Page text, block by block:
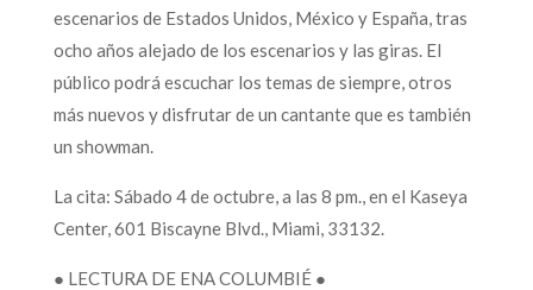
escenarios de Estados Unidos, México y España, tras
ocho años alejado de los escenarios y las giras. El
público podrá escuchar los temas de siempre, otros
más nuevos y disfrutar de un cantante que es también
un showman.
La cita: Sábado 4 de octubre, a las 8 pm., en el Kaseya
Center, 601 Biscayne Blvd., Miami, 33132.
● LECTURA DE ENA COLUMBIÉ ●